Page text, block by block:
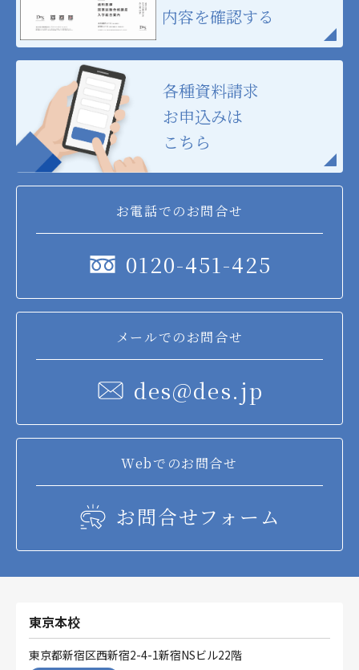
内容を確認する
各種資料請求
お申込みは
こちら
お電話でのお問合せ
0120-451-425
メールでのお問合せ
des@des.jp
Webでのお問合せ
お問合せフォーム
東京本校
東京都新宿区西新宿2-4-1新宿NSビル22階